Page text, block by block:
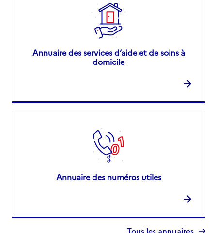
Annuaire des services d’aide et de soins à
domicile
Annuaire des numéros utiles
Tous les annuaires